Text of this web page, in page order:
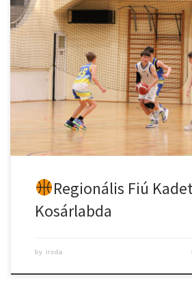
2026. április 20. | 18:00 óra
Prohászka
Tornacsarnok Gyulasport Nonprofit Kft
U16/B
Végeredmény: 70-60 (20-17, 16-
Gyulasport Nonprofit Kft. játékosai:Orosz
Kilvinger Barnabás Gábor, Hódos Lóránt,
Móricz Bence, Óvári Adrián Tibor, Dús
Regionális Fiú
Kosárlabda
by iroda